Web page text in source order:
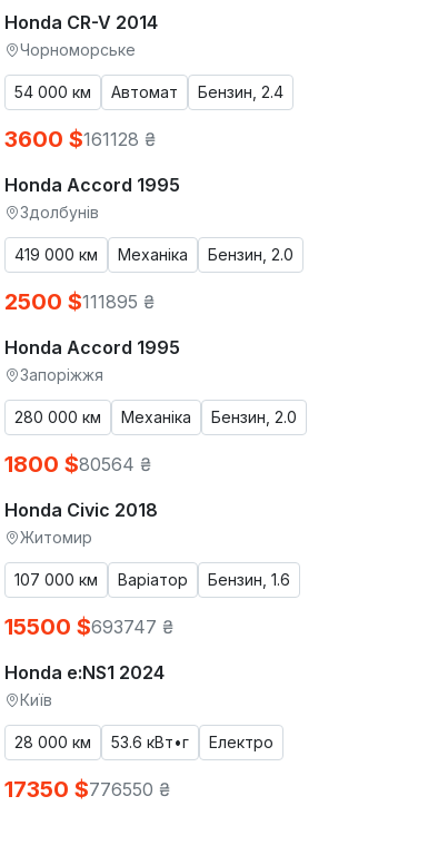
Honda CR-V 2014
Чорноморське
54 000 км Автомат Бензин, 2.4
3600 $161128 ₴
Honda Accord 1995
Здолбунів
419 000 км Механіка Бензин, 2.0
2500 $111895 ₴
Honda Accord 1995
Запоріжжя
280 000 км Механіка Бензин, 2.0
1800 $80564 ₴
Honda Civic 2018
Житомир
107 000 км Варіатор Бензин, 1.6
15500 $693747 ₴
Honda e:NS1 2024
Київ
28 000 км 53.6 кВт•г Електро
17350 $776550 ₴